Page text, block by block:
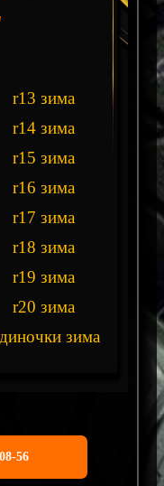
r13 зима
r14 зима
r15 зима
r16 зима
r17 зима
r18 зима
r19 зима
r20 зима
зима
56